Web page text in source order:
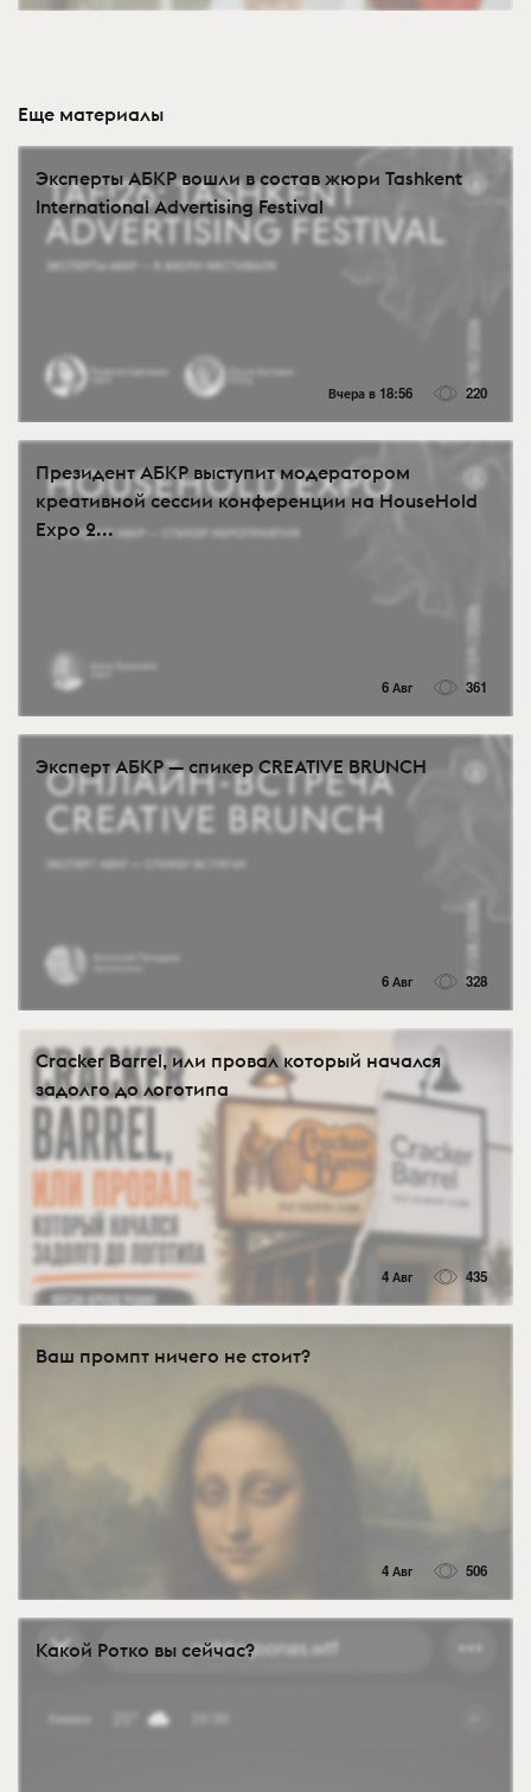
Еще материалы
Эксперты АБКР вошли в состав жюри Tashkent
International Advertising Festival
Вчера в 18:56 220
Президент АБКР выступит модератором
креативной сессии конференции на HouseHold
Expo 2...
6 Авг 361
Эксперт АБКР — спикер CREATIVE BRUNCH
6 Авг 328
Cracker Barrel, или провал который начался
задолго до логотипа
4 Авг 435
Ваш промпт ничего не стоит?
4 Авг 506
Какой Ротко вы сейчас?